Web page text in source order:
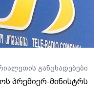
განცხადებები
პრემიერ-მინისტრს